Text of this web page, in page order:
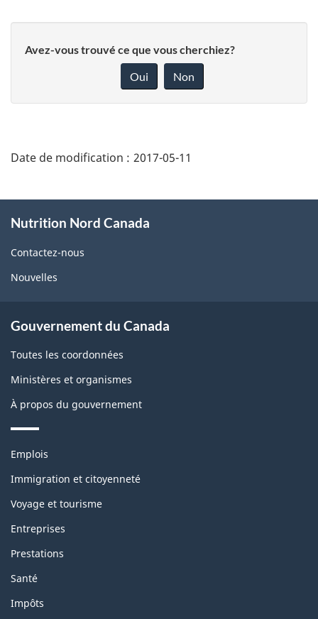
Avez-vous trouvé ce que vous cherchiez?
Oui Non
de
page"
Date de modification : 2017-05-11
propos
de
ce
Nutrition Nord Canada
Contactez-nous
Nouvelles
Gouvernement du Canada
Toutes les coordonnées
Ministères et organismes
À propos du gouvernement
Thèmes
sujets
Emplois
Immigration et citoyenneté
Voyage et tourisme
Entreprises
Prestations
Santé
Impôts